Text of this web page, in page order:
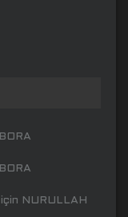
BORA
BORA
için NURULLAH